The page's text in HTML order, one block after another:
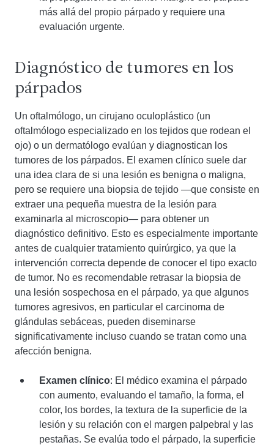
más allá del propio párpado y requiere una
evaluación urgente.
Diagnóstico de tumores en los
párpados
Un oftalmólogo, un cirujano oculoplástico (un
oftalmólogo especializado en los tejidos que rodean el
ojo) o un dermatólogo evalúan y diagnostican los
tumores de los párpados. El examen clínico suele dar
una idea clara de si una lesión es benigna o maligna,
pero se requiere una biopsia de tejido —que consiste en
extraer una pequeña muestra de la lesión para
examinarla al microscopio— para obtener un
diagnóstico definitivo. Esto es especialmente importante
antes de cualquier tratamiento quirúrgico, ya que la
intervención correcta depende de conocer el tipo exacto
de tumor. No es recomendable retrasar la biopsia de
una lesión sospechosa en el párpado, ya que algunos
tumores agresivos, en particular el carcinoma de
glándulas sebáceas, pueden diseminarse
significativamente incluso cuando se tratan como una
afección benigna.
Examen clínico: El médico examina el párpado
con aumento, evaluando el tamaño, la forma, el
color, los bordes, la textura de la superficie de la
lesión y su relación con el margen palpebral y las
pestañas. Se evalúa todo el párpado, la superficie